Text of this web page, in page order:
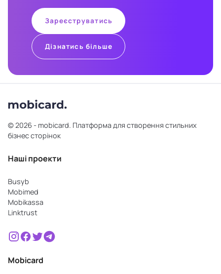
Зареєструватись
Дізнатись більше
© 2026 - mobicard. Платформа для створення стильних
бізнес сторінок
Наші проекти
Busyb
Mobimed
Mobikassa
Linktrust
Mobicard